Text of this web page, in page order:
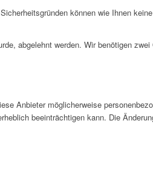
können wie Ihnen
abgelehnt werden. Wir benötigen
Anbieter möglicherweise
beeinträchtigen kann. Die